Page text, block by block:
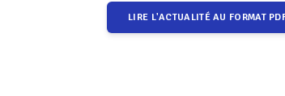
LIRE L'ACTUALITÉ AU FORMAT